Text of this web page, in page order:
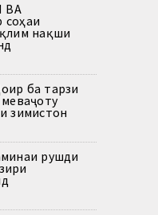
ВА
нақши
ба тарзи
зимистон
рушди